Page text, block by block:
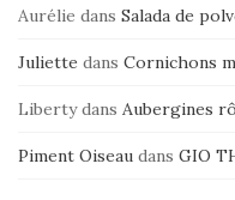
Aurélie dans Salada de
Juliette dans Cornichons
Libertydans Aubergines
Piment Oiseau dans GIO